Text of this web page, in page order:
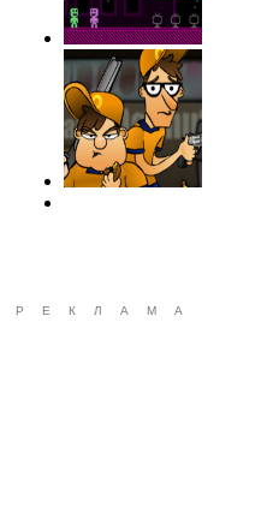
РЕКЛАМА